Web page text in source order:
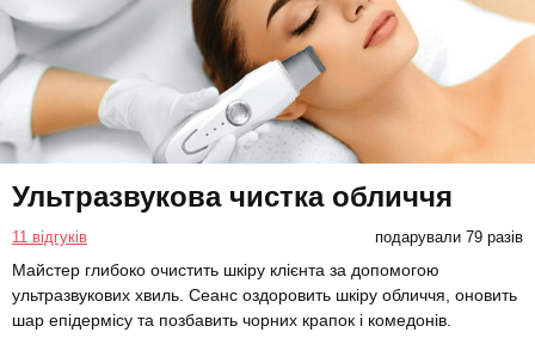
Ультразвукова чистка обличчя
11 відгуків подарували 79 разів
Майстер глибоко очистить шкіру клієнта за допомогою
ультразвукових хвиль. Сеанс оздоровить шкіру обличчя, оновить
шар епідермісу та позбавить чорних крапок і комедонів.